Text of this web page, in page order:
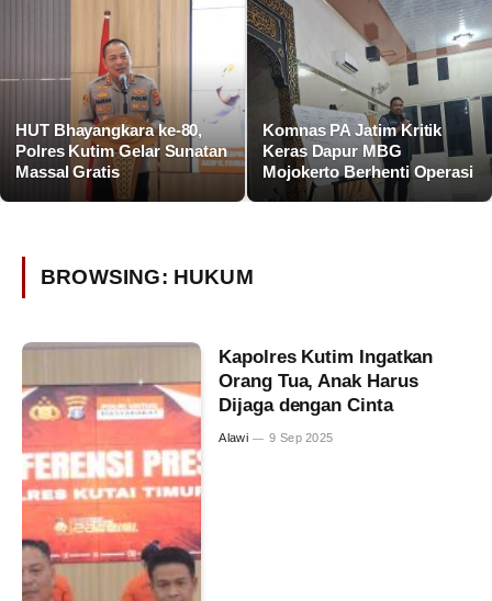
HUT Bhayangkara ke-80,
Polres Kutim Gelar Sunatan
Massal Gratis
Komnas PA Jatim Kritik
Keras Dapur MBG
Mojokerto Berhenti Operasi
BROWSING: HUKUM
Kapolres Kutim Ingatkan
Orang Tua, Anak Harus
Dijaga dengan Cinta
Alawi 9 Sep 2025